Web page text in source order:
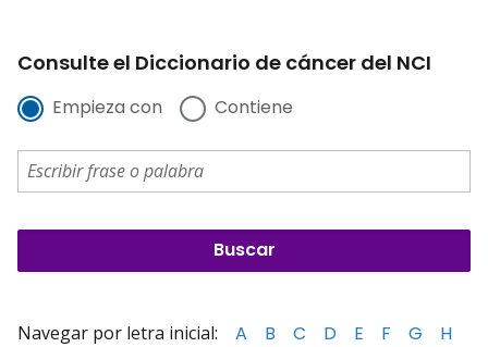
Consulte el Diccionario de cáncer del NCI
Empieza con Contiene
Navegar por letra inicial: A B C D E F G
H